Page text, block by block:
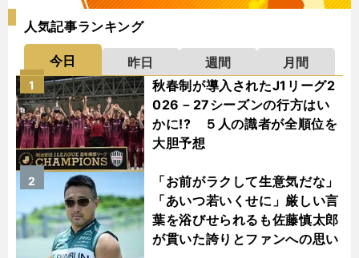
人気記事ランキング
今日 昨日 週間
月間
秋春制が導入されたJ1リーグ2
026－27シーズンの行方はい
かに!? ５人の識者が全順位を
大胆予想
1
「お前がラクして生意気だな」
「あいつ若いくせに」厳しい言
葉を浴びせられるも佐藤慎太郎
が貫いた誇りとファンへの思い
2